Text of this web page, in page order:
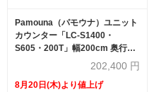
Pamouna（パモウナ）ユニット
カウンター「LC-S1400・
S605・200T」幅200cm 奥行
46cm 高さ92.7cm 引出し+扉収
納（扉：向かって右） サイドラ
ック 下台全4色 天板全2色
202,400 円
8月20日(木)より値上げ